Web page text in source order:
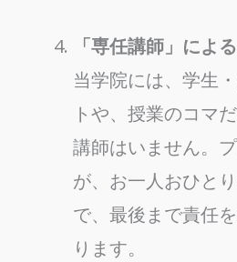
「専任講師」によ
当学院には、学生
トや、授業のコマ
講師はいません。
が、お一人おひと
で、最後まで責任
ります。